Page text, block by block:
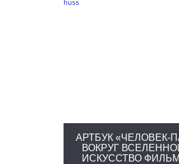
АРТБУК «ЧЕЛОВЕК-
ВОКРУГ
ИСКУССТВО